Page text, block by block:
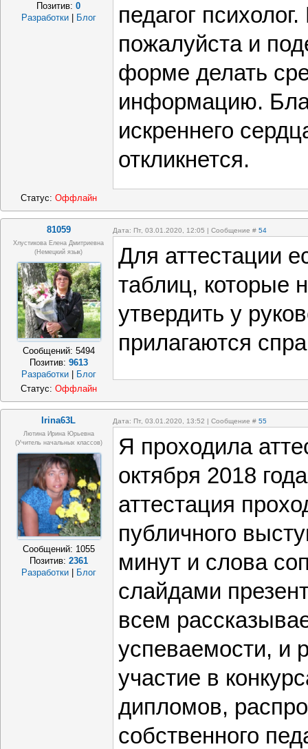
Позитив:0
Разработки
Блог
педагог
пожалуйста и
форме делать
информацию.
искреннего
откликнется.
Статус: Оффлайн
81059 Дата: Пт, 03.01.2020, 12:05 | Сообщение # 54
Хлустикова Елена Дмитриевна
(немецкий язык)
Сообщений: 5494
Позитив: 9613
Разработки
Блог
Для аттестации
таблиц, которые
утвердить у
прилагаются
Статус: Оффлайн
Irina63L Дата: Пт, 03.01.2020, 13:52 | Сообщение # 55
Лютина Ирина Юрьевна
(Учитель начальных классов)
Сообщений: 1055
Позитив: 2361
Разработки | Блог
Я проходила
октября 2018
аттестация
публичного
минут и слова
слайдами
всем
успеваемости, и
участие в
дипломов,
собственного